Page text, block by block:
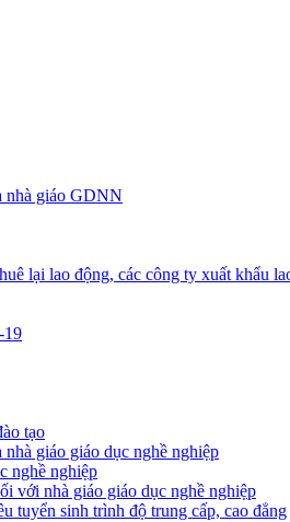
nhà giáo GDNN
lại lao động, các công ty xuất khẩu
19
tạo
giáo giáo dục nghề nghiệp
nghề nghiệp
với nhà giáo giáo dục nghề nghiệp
sinh trình độ trung cấp, cao đẳng